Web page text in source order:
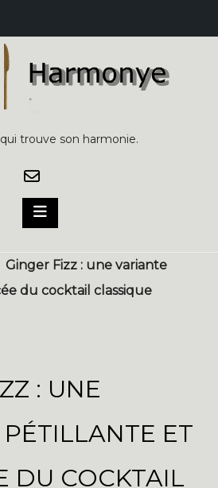
trouve son harmonie.
Ginger Fizz : une variante
du cocktail classique
: UNE
ET
DU COCKTAIL